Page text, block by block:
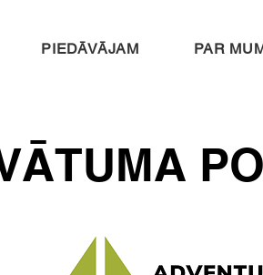
PIEDĀVĀJAM PAR